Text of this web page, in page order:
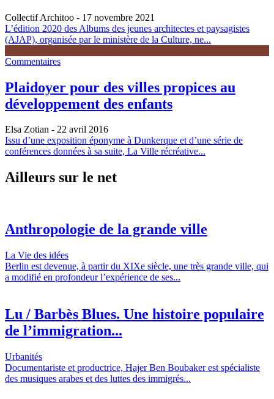
Collectif Architoo - 17 novembre 2021
L’édition 2020 des Albums des jeunes architectes et paysagistes
(AJAP), organisée par le ministère de la Culture, ne...
Commentaires
Plaidoyer pour des villes propices au
développement des enfants
Elsa Zotian - 22 avril 2016
Issu d’une exposition éponyme à Dunkerque et d’une série de
conférences données à sa suite, La Ville récréative...
Ailleurs sur le net
Anthropologie de la grande ville
La Vie des idées
Berlin est devenue, à partir du XIXe siècle, une très grande ville, qui
a modifié en profondeur l’expérience de ses...
Lu / Barbès Blues. Une histoire populaire
de l’immigration...
Urbanités
Documentariste et productrice, Hajer Ben Boubaker est spécialiste
des musiques arabes et des luttes des immigrés...